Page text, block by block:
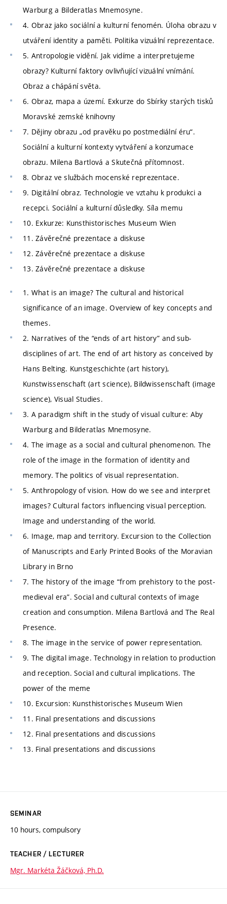
Warburg a Bilderatlas Mnemosyne.
4. Obraz jako sociální a kulturní fenomén. Úloha obrazu v
utváření identity a paměti. Politika vizuální reprezentace.
5. Antropologie vidění. Jak vidíme a interpretujeme
obrazy? Kulturní faktory ovlivňující vizuální vnímání.
Obraz a chápání světa.
6. Obraz, mapa a území. Exkurze do Sbírky starých tisků
Moravské zemské knihovny
7. Dějiny obrazu „od pravěku po postmediální éru“.
Sociální a kulturní kontexty vytváření a konzumace
obrazu. Milena Bartlová a Skutečná přítomnost.
8. Obraz ve službách mocenské reprezentace.
9. Digitální obraz. Technologie ve vztahu k produkci a
recepci. Sociální a kulturní důsledky. Síla memu
10. Exkurze: Kunsthistorisches Museum Wien
11. Závěrečné prezentace a diskuse
12. Závěrečné prezentace a diskuse
13. Závěrečné prezentace a diskuse
1. What is an image? The cultural and historical
significance of an image. Overview of key concepts and
themes.
2. Narratives of the “ends of art history” and sub-
disciplines of art. The end of art history as conceived by
Hans Belting. Kunstgeschichte (art history),
Kunstwissenschaft (art science), Bildwissenschaft (image
science), Visual Studies.
3. A paradigm shift in the study of visual culture: Aby
Warburg and Bilderatlas Mnemosyne.
4. The image as a social and cultural phenomenon. The
role of the image in the formation of identity and
memory. The politics of visual representation.
5. Anthropology of vision. How do we see and interpret
images? Cultural factors influencing visual perception.
Image and understanding of the world.
6. Image, map and territory. Excursion to the Collection
of Manuscripts and Early Printed Books of the Moravian
Library in Brno
7. The history of the image “from prehistory to the post-
medieval era”. Social and cultural contexts of image
creation and consumption. Milena Bartlová and The Real
Presence.
8. The image in the service of power representation.
9. The digital image. Technology in relation to production
and reception. Social and cultural implications. The
power of the meme
10. Excursion: Kunsthistorisches Museum Wien
11. Final presentations and discussions
12. Final presentations and discussions
13. Final presentations and discussions
SEMINAR
10 hours, compulsory
TEACHER / LECTURER
Mgr. Markéta Žáčková, Ph.D.